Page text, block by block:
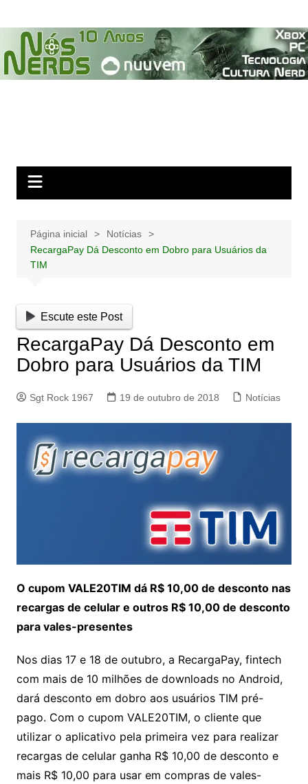
para
conteúdo
Página inicial
Notícias
RecargaPay Dá Desconto em Dobro para Usuários da
TIM
Escute este Post
RecargaPay Dá Desconto em
Dobro para Usuários da TIM
Sgt Rock 1967 19 de outubro de 2018 Notícias
O cupom VALE20TIM dá R$ 10,00 de desconto nas
recargas de celular e outros R$ 10,00 de desconto
para vales-presentes
Nos dias 17 e 18 de outubro, a RecargaPay, fintech
com mais de 10 milhões de downloads no Android,
dará desconto em dobro aos usuários TIM pré-
pago. Com o cupom VALE20TIM, o cliente que
utilizar o aplicativo pela primeira vez para realizar
recargas de celular ganha R$ 10,00 de desconto e
mais R$ 10,00 para usar em compras de vales-